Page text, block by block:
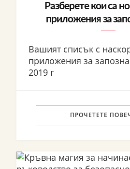
Разберете кои са
приложения за
Вашият списък с
приложения за
2019 г
ПРОЧЕТЕТЕ